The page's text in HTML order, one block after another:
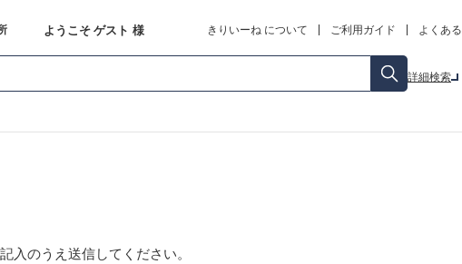
ようこそ ゲスト 様 きりいーね について ご利用ガイド よくあ
詳細検索
入のうえ送信してください。